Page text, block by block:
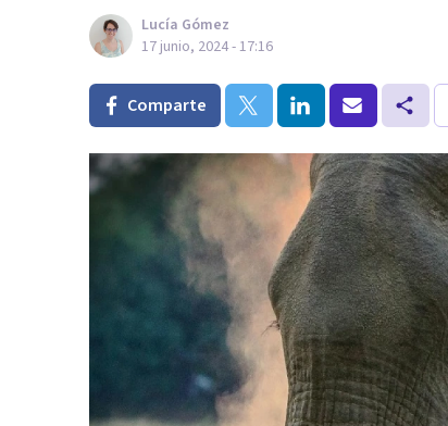
Lucía Gómez
17 junio, 2024 - 17:16
Comparte